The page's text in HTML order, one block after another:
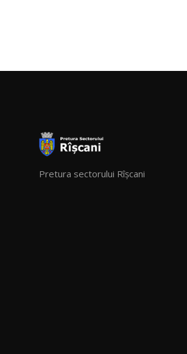
Pretura sectorului Rîșcani